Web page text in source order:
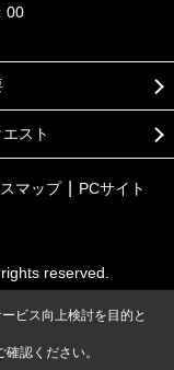
00
スト
マップ PCサイト
reserved.
ビス向上検討を目的と
確認ください。